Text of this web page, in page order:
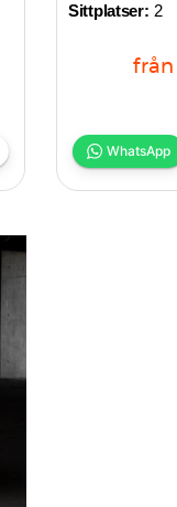
Sittplatser: 2
från
WhatsApp